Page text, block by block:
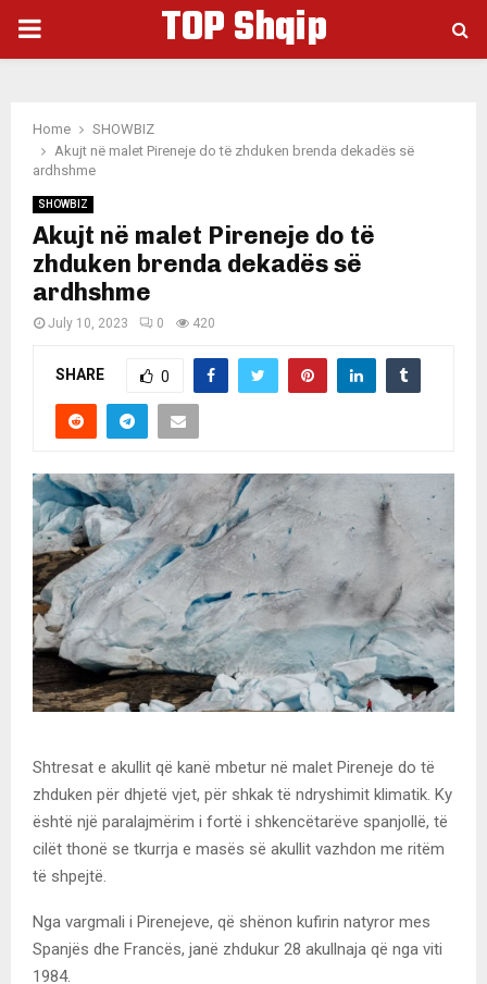
PRIMARY
TOP Shqip
Home
SHOWBIZ
Akujt në malet Pireneje do të zhduken brenda dekadës së
ardhshme
SHOWBIZ
Akujt në malet Pireneje do të
zhduken brenda dekadës së
ardhshme
July 10, 2023 0 420
SHARE 0
Shtresat e akullit që kanë mbetur në malet Pireneje do të
zhduken për dhjetë vjet, për shkak të ndryshimit klimatik. Ky
është një paralajmërim i fortë i shkencëtarëve spanjollë, të
cilët thonë se tkurrja e masës së akullit vazhdon me ritëm
të shpejtë.
Nga vargmali i Pirenejeve, që shënon kufirin natyror mes
Spanjës dhe Francës, janë zhdukur 28 akullnaja që nga viti
1984.